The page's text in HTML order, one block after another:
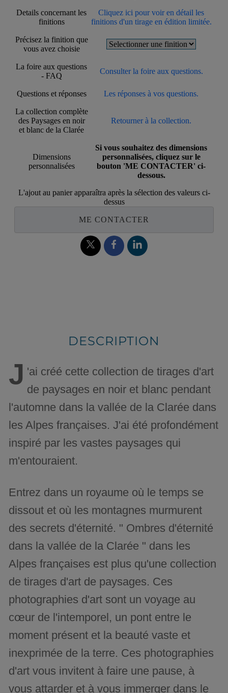
Details concernant les
finitions
Cliquez ici pour voir en détail les
finitions d'un tirage en édition limitée.
Précisez la finition que
vous avez choisie
La foire aux questions
- FAQ
Consulter la foire aux questions.
Questions et réponses Les réponses à vos questions.
La collection complète
des Paysages en noir
et blanc de la Clarée
Retourner à la collection.
Dimensions
personnalisées
Si vous souhaitez des dimensions
personnalisées, cliquez sur le
bouton 'ME CONTACTER' ci-
dessous.
L'ajout au panier apparaîtra après la sélection des valeurs ci-
dessus
ME CONTACTER
DESCRIPTION
J 'ai créé cette collection de tirages d'art
de paysages en noir et blanc pendant
l'automne dans la vallée de la Clarée dans
les Alpes françaises. J'ai été profondément
inspiré par les vastes paysages qui
m'entouraient.
Entrez dans un royaume où le temps se
dissout et où les montagnes murmurent
des secrets d'éternité. " Ombres d'éternité
dans la vallée de la Clarée " dans les
Alpes françaises est plus qu'une collection
de tirages d'art de paysages. Ces
photographies d'art sont un voyage au
cœur de l'intemporel, un pont entre le
moment présent et la beauté vaste et
inexprimée de la terre. Ces photographies
d'art vous invitent à faire une pause, à
vous attarder et à vous immerger dans le